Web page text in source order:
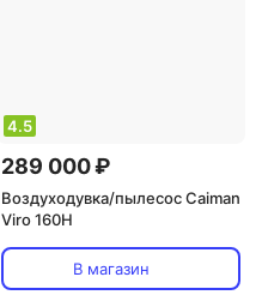
4.5
289 000 ₽
Воздуходувка/пылесос Caiman
Viro 160H
В магазин